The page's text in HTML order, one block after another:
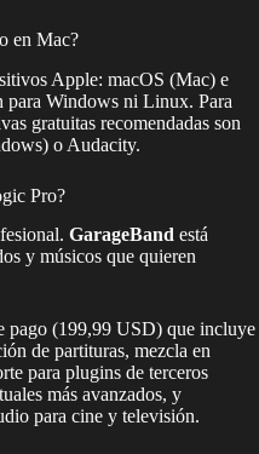
en Mac?
Apple: macOS (Mac) e
para Windows ni Linux. Para
gratuitas recomendadas son
o Audacity.
Pro?
GarageBand está
y músicos que quieren
pago (199,99 USD) que incluye
de partituras, mezcla en
para plugins de terceros
más avanzados, y
para cine y televisión.